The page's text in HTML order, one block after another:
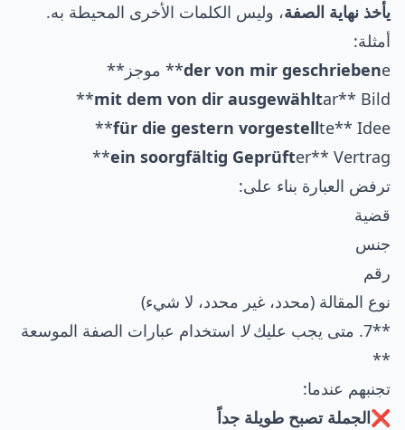
يأخذ نهاية الصفة، وليس الكلمات الأخرى المحيطة به.
أمثلة:
der von mir geschriebene** موجز**
mit dem von dir ausgewähltar** Bild**
für die gestern vorgestellte** Idee**
ein soorgfältig Geprüfter** Vertrag**
ترفض العبارة بناء على:
قضية
جنس
رقم
نوع المقالة (محدد، غير محدد، لا شيء)
**7. متى يجب عليك
لا استخدام عبارات الصفة الموسعة
**
تجنبهم عندما:
❌الجملة تصبح طويلة جداً